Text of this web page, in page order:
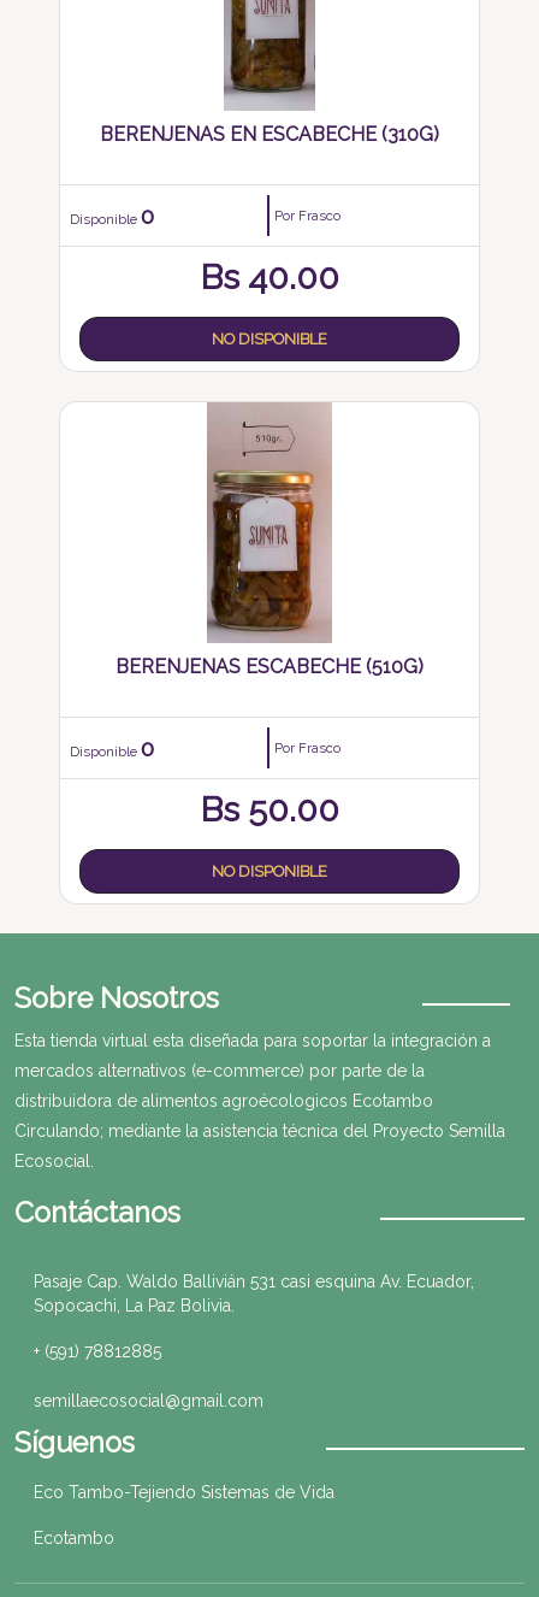
BERENJENAS EN ESCABECHE (310G)
Disponible0 Por Frasco
Bs 40.00
NO DISPONIBLE
BERENJENAS ESCABECHE (510G)
Disponible0 Por Frasco
Bs 50.00
NO DISPONIBLE
Sobre Nosotros
Esta tienda virtual esta diseñada para soportar la integración a
mercados alternativos (e-commerce) por parte de la
distribuidora de alimentos agroécologicos Ecotambo
Circulando; mediante la asistencia técnica del Proyecto Semilla
Ecosocial.
Contáctanos
Pasaje Cap. Waldo Ballivián 531 casi esquina Av. Ecuador,
Sopocachi, La Paz Bolivia.
+ (591) 78812885
semillaecosocial@gmail.com
Síguenos
Eco Tambo-Tejiendo Sistemas de Vida
Ecotambo